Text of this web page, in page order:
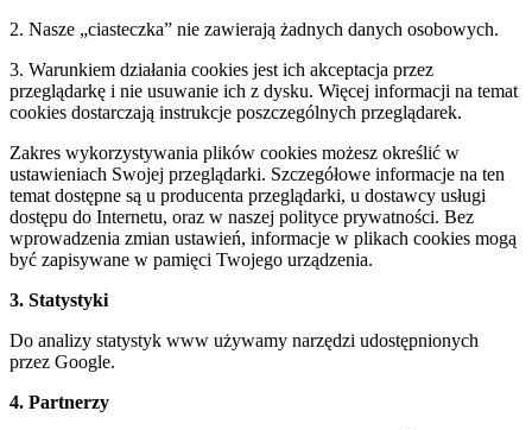
2. Nasze „ciasteczka” nie zawierają żadnych danych osobowych.
3. Warunkiem działania cookies jest ich akceptacja przez
przeglądarkę i nie usuwanie ich z dysku. Więcej informacji na temat
cookies dostarczają instrukcje poszczególnych przeglądarek.
Zakres wykorzystywania plików cookies możesz określić w
ustawieniach Swojej przeglądarki. Szczegółowe informacje na ten
temat dostępne są u producenta przeglądarki, u dostawcy usługi
dostępu do Internetu, oraz w naszej polityce prywatności. Bez
wprowadzenia zmian ustawień, informacje w plikach cookies mogą
być zapisywane w pamięci Twojego urządzenia.
3. Statystyki
Do analizy statystyk www używamy narzędzi udostępnionych
przez Google.
4. Partnerzy